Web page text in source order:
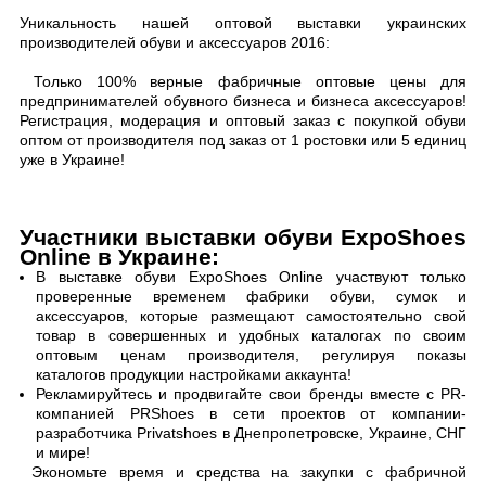
Уникальность нашей оптовой выставки украинских
производителей обуви и аксессуаров 2016:
Только 100% верные фабричные оптовые цены для
предпринимателей обувного бизнеса и бизнеса аксессуаров!
Регистрация, модерация и оптовый заказ с покупкой обуви
оптом от производителя под заказ от 1 ростовки или 5 единиц
уже в Украине!
Участники выставки обуви ExpoShoes
Online в Украине:
В выставке обуви ExpoShoes Online участвуют только
проверенные временем фабрики обуви, сумок и
аксессуаров, которые размещают самостоятельно свой
товар в совершенных и удобных каталогах по своим
оптовым ценам производителя, регулируя показы
каталогов продукции настройками аккаунта!
Рекламируйтесь и продвигайте свои бренды вместе с PR-
компанией PRShoes в сети проектов от компании-
разработчика Privatshoes в Днепропетровске, Украине, СНГ
и мире!
Экономьте время и средства на закупки с фабричной